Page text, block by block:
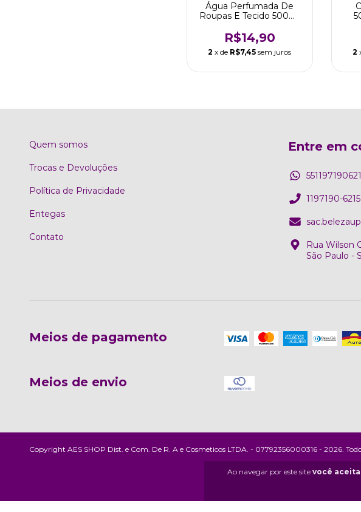
Ao navegar por este site você
Água Perfumada De
Roupas E Tecido 500ml
R$14,90
2 x de R$7,45 sem juros 2
Quem somos
Trocas e Devoluções
Política de Privacidade
Entegas
Contato
Entre em
1197190-6215
Rua Wilson
São Paulo -
Meios de pagamento
Meios de envio
Copyright AES SHOP Dist. e Com. De R. A e Cosmeticos LTDA. - 07792356000316 - 2026.